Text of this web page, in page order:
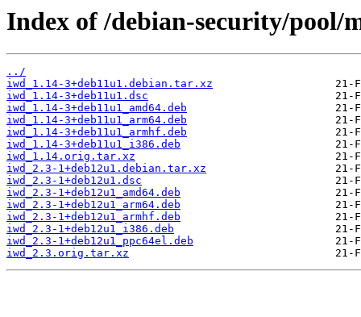
Index of /debian-security/pool/
../
iwd_1.14-3+deb11u1.debian.tar.xz
iwd_1.14-3+deb11u1.dsc
iwd_1.14-3+deb11u1_amd64.deb
iwd_1.14-3+deb11u1_arm64.deb
iwd_1.14-3+deb11u1_armhf.deb
iwd_1.14-3+deb11u1_i386.deb
iwd_1.14.orig.tar.xz
iwd_2.3-1+deb12u1.debian.tar.xz
iwd_2.3-1+deb12u1.dsc
iwd_2.3-1+deb12u1_amd64.deb
iwd_2.3-1+deb12u1_arm64.deb
iwd_2.3-1+deb12u1_armhf.deb
iwd_2.3-1+deb12u1_i386.deb
iwd_2.3-1+deb12u1_ppc64el.deb
iwd_2.3.orig.tar.xz